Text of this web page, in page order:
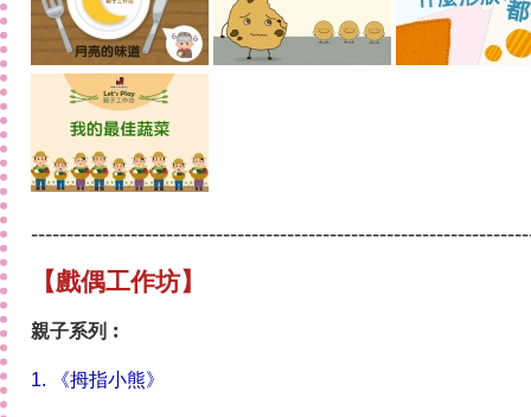
【戲偶工作坊】
親子系列︰
1. 《拇指小熊》